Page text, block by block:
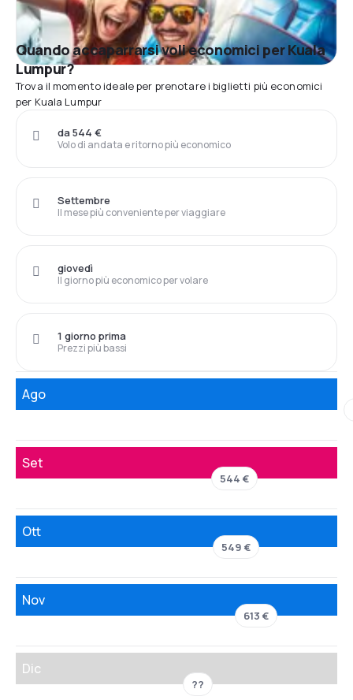
Quando accaparrarsi voli economici per Kuala
Lumpur?
Trova il momento ideale per prenotare i biglietti più economici
per Kuala Lumpur
Volo di andata e ritorno più economico
da 544 €
Il mese più conveniente per viaggiare
Settembre
Il giorno più economico per volare
giovedì
Prezzi più bassi
1 giorno prima
Ago
Set
544 €
Ott
549 €
Nov
613 €
Dic
??